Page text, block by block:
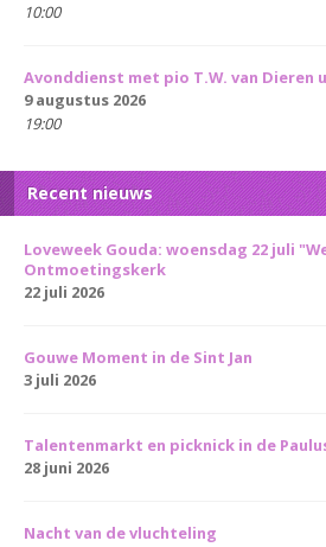
10:00
Avonddienst met pio T.W. van Dieren
9 augustus 2026
19:00
Recent nieuws
Loveweek Gouda: woensdag 22 juli
Ontmoetingskerk
22 juli 2026
Gouwe Moment in de Sint Jan
3 juli 2026
Talentenmarkt en picknick in de
28 juni 2026
Nacht van de vluchteling